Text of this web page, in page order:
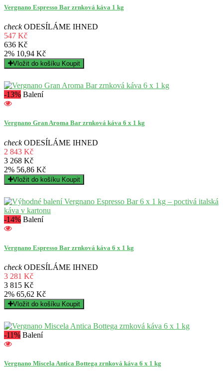
Vergnano Espresso Bar zrnková káva 1 kg
checkODESÍLÁME IHNED
547 Kč
636 Kč
2% 10,94 Kč
Vložit do košíku Koupit
-13% Balení
Vergnano Gran Aroma Bar zrnková káva 6 x 1 kg
checkODESÍLÁME IHNED
2 843 Kč
3 268 Kč
2% 56,86 Kč
Vložit do košíku Koupit
-14% Balení
Vergnano Espresso Bar zrnková káva 6 x 1 kg
checkODESÍLÁME IHNED
3 281 Kč
3 815 Kč
2% 65,62 Kč
Vložit do košíku Koupit
-11% Balení
Vergnano Miscela Antica Bottega zrnková káva 6 x 1 kg